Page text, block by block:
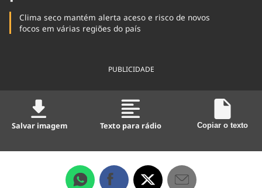
Clima seco mantém alerta aceso e risco de novos
focos em várias regiões do país
PUBLICIDADE
Salvar imagem Texto para rádio Copiar o texto